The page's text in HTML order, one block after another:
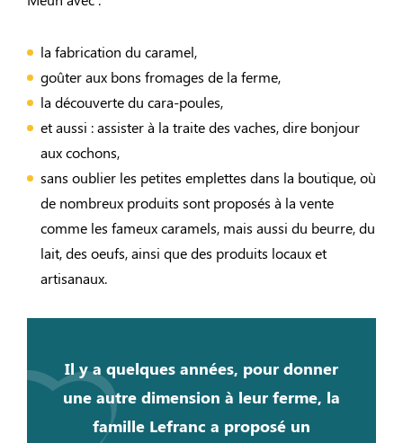
la fabrication du caramel,
goûter aux bons fromages de la ferme,
la découverte du cara-poules,
et aussi : assister à la traite des vaches, dire bonjour
aux cochons,
sans oublier les petites emplettes dans la boutique, où
de nombreux produits sont proposés à la vente
comme les fameux caramels, mais aussi du beurre, du
lait, des oeufs, ainsi que des produits locaux et
artisanaux.
Il y a quelques années, pour donner
une autre dimension à leur ferme, la
famille Lefranc a proposé un